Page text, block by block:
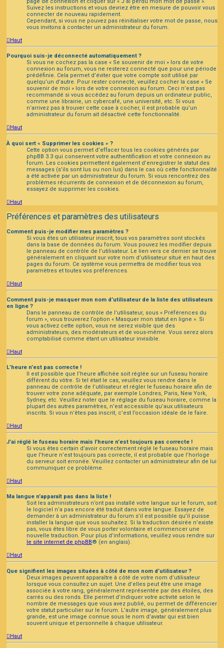
Suivez les instructions et vous devriez être en mesure de pouvoir vous
connecter de nouveau rapidement.
Cependant, si vous ne pouvez pas réinitialiser votre mot de passe, nous
vous invitons à contacter un administrateur du forum.
Haut
Pourquoi suis-je déconnecté automatiquement ?
Si vous ne cochez pas la case « Se souvenir de moi » lors de votre
connexion au forum, vous ne resterez connecté que pour une période
prédéfinie. Cela permet d’éviter que votre compte soit utilisé par
quelqu’un d’autre. Pour rester connecté, veuillez cocher la case « Se
souvenir de moi » lors de votre connexion au forum. Ceci n’est pas
recommandé si vous accédez au forum depuis un ordinateur public,
comme une librairie, un cybercafé, une université, etc. Si vous
n’arrivez pas à trouver cette case à cocher, il est probable qu’un
administrateur du forum ait désactivé cette fonctionnalité.
Haut
À quoi sert « Supprimer les cookies » ?
Cette option vous permet d’effacer tous les cookies générés par
phpBB 3.3 qui conservent votre authentification et votre connexion au
forum. Les cookies permettent également d’enregistrer le statut des
messages (s’ils sont lus ou non lus) dans le cas où cette fonctionnalité
a été activée par un administrateur du forum. Si vous rencontrez des
problèmes récurrents de connexion et de déconnexion au forum,
essayez de supprimer les cookies.
Haut
Préférences et paramètres des utilisateurs
Comment puis-je modifier mes paramètres ?
Si vous êtes un utilisateur inscrit, tous vos paramètres sont stockés
dans la base de données du forum. Vous pouvez les modifier depuis
le panneau de contrôle de l’utilisateur. Le lien vers ce dernier se trouve
généralement en cliquant sur votre nom d’utilisateur situé en haut des
pages du forum. Ce système vous permettra de modifier tous vos
paramètres et toutes vos préférences.
Haut
Comment puis-je masquer mon nom d’utilisateur de la liste des utilisateurs
en ligne ?
Dans le panneau de contrôle de l’utilisateur, sous « Préférences du
forum », vous trouverez l’option « Masquer mon statut en ligne ». Si
vous activez cette option, vous ne serez visible que des
administrateurs, des modérateurs et de vous-même. Vous serez alors
comptabilisé comme étant un utilisateur invisible.
Haut
L’heure n’est pas correcte !
Il est possible que l’heure affichée soit réglée sur un fuseau horaire
différent du vôtre. Si tel était le cas, veuillez vous rendre dans le
panneau de contrôle de l’utilisateur et régler le fuseau horaire afin de
trouver votre zone adéquate, par exemple Londres, Paris, New York,
Sydney, etc. Veuillez noter que le réglage du fuseau horaire, comme la
plupart des autres paramètres, n’est accessible qu’aux utilisateurs
inscrits. Si vous n’êtes pas inscrit, c’est l’occasion idéale de le faire.
Haut
J’ai réglé le fuseau horaire mais l’heure n’est toujours pas correcte !
Si vous êtes certain d’avoir correctement réglé le fuseau horaire mais
que l’heure n’est toujours pas correcte, il est probable que l’horloge
du serveur soit erronée. Veuillez contacter un administrateur afin de lui
communiquer ce problème.
Haut
Ma langue n’apparaît pas dans la liste !
Soit les administrateurs n’ont pas installé votre langue sur le forum, soit
le logiciel n’a pas encore été traduit dans votre langue. Essayez de
demander à un administrateur du forum s’il est possible qu’il puisse
installer la langue que vous souhaitez. Si la traduction désirée n’existe
pas, vous êtes libre de vous porter volontaire et commencer une
nouvelle traduction. Pour plus d’informations, veuillez vous rendre sur
le site internet de phpBB® (en anglais).
Haut
Que signifient les images situées à côté de mon nom d’utilisateur ?
Deux images peuvent apparaître à côté de votre nom d’utilisateur
lorsque vous consultez un sujet. Une d’elles peut être une image
associée à votre rang, généralement représentée par des étoiles, des
carrés ou des ronds. Elle permet d’indiquer votre activité selon le
nombre de messages que vous avez publié, ou permet de différencier
votre statut particulier sur le forum. L’autre image, généralement plus
grande, est une image connue sous le nom d’avatar qui est bien
souvent unique et personnelle à chaque utilisateur.
Haut